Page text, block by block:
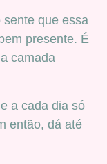
sente que essa
presente. É
camada
a cada dia só
então, dá até